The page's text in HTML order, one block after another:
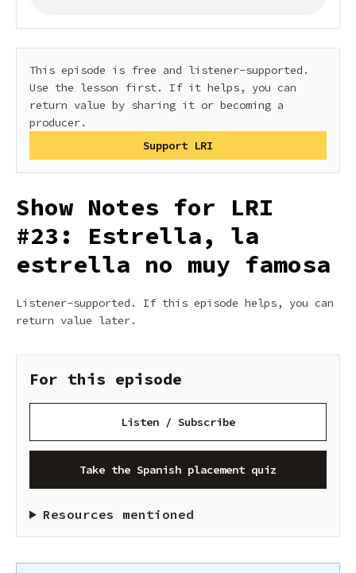
This episode is free and listener-supported.
Use the lesson first. If it helps, you can
return value by sharing it or becoming a
producer.
Support LRI
Show Notes for LRI
#23: Estrella, la
estrella no muy famosa
Listener-supported. If this episode helps, you can
return value later.
For this episode
Listen / Subscribe
Take the Spanish placement quiz
Resources mentioned